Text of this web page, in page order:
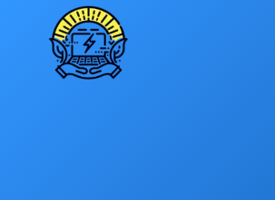
Přeskočit